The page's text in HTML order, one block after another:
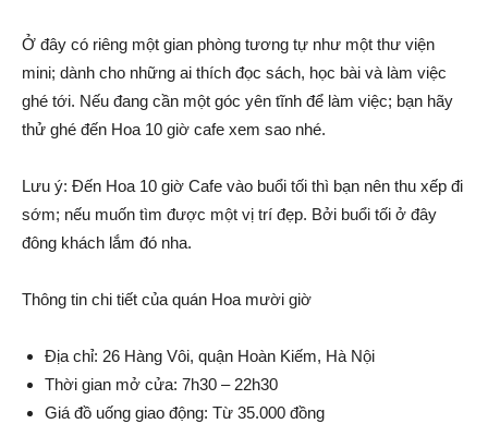
Ở đây có riêng một gian phòng tương tự như một thư viện
mini; dành cho những ai thích đọc sách, học bài và làm việc
ghé tới. Nếu đang cần một góc yên tĩnh để làm việc; bạn hãy
thử ghé đến Hoa 10 giờ cafe xem sao nhé.
Lưu ý: Đến Hoa 10 giờ Cafe vào buổi tối thì bạn nên thu xếp đi
sớm; nếu muốn tìm được một vị trí đẹp. Bởi buổi tối ở đây
đông khách lắm đó nha.
Thông tin chi tiết của quán Hoa mười giờ
Địa chỉ: 26 Hàng Vôi, quận Hoàn Kiếm, Hà Nội
Thời gian mở cửa: 7h30 – 22h30
Giá đồ uống giao động: Từ 35.000 đồng